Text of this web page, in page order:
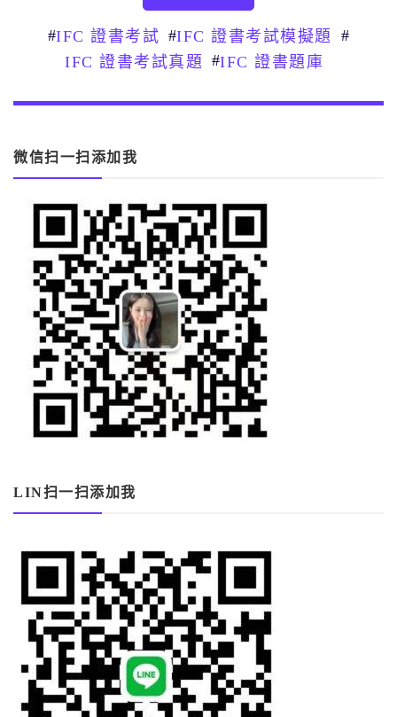
#IFC 證書考試 #IFC 證書考試模擬題
#
IFC 證書考試真題 #IFC 證書題庫
微信扫一扫添加我
LIN扫一扫添加我